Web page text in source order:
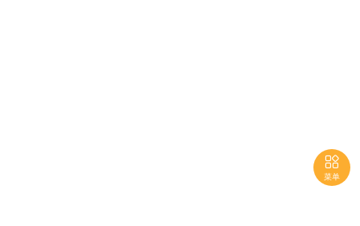

菜单